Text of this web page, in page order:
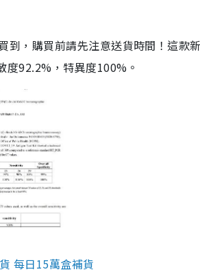
，購買前請先注意送貨時間！這款
92.2%，特異度100%。
每日15萬盒補貨